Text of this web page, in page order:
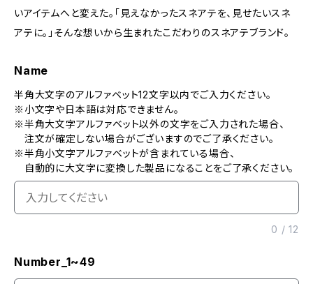
いアイテムへと変えた。「見えなかったスネアテを、見せたいスネ
アテに。」そんな想いから生まれたこだわりのスネアテブランド。
Name
半角大文字のアルファベット12文字以内でご入力ください。
※小文字や日本語は対応できません。
※半角大文字アルファベット以外の文字をご入力された場合、
注文が確定しない場合がございますのでご了承ください。
※半角小文字アルファベットが含まれている場合、
自動的に大文字に変換した製品になることをご了承ください。
0 /12
Number_1~49